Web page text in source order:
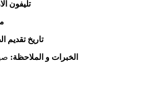
تليفون
تاريخ تقديم
الخبرات و الملاحظة: